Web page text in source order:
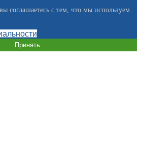
соглашаетесь с тем, что мы используем
Принять